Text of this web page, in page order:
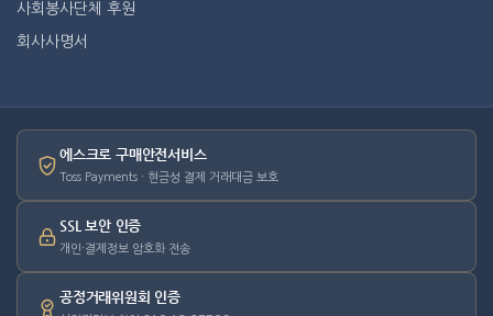
사회봉사단체 후원
회사사명서
에스크로 구매안전서비스
Toss Payments · 현금성 결제 거래대금 보호
SSL 보안 인증
개인·결제정보 암호화 전송
공정거래위원회 인증